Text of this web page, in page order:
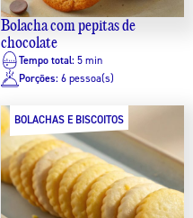
Bolacha com pepitas de
chocolate
Tempo total: 5 min
Porções: 6 pessoa(s)
BOLACHAS E BISCOITOS